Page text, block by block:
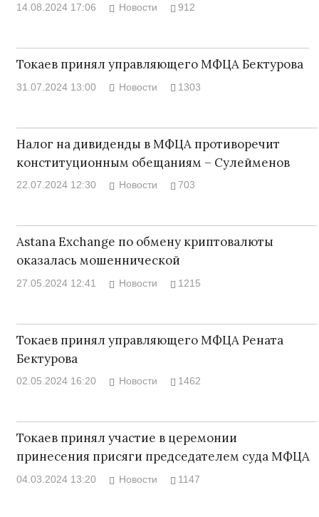
14.08.2024 17:06 Новости 912
Токаев принял управляющего МФЦА Бектурова
31.07.2024 13:00 Новости 1303
Налог на дивиденды в МФЦА противоречит
конституционным обещаниям – Сулейменов
22.07.2024 12:30 Новости 703
Astana Exchange по обмену криптовалюты
оказалась мошеннической
27.05.2024 12:41 Новости 1215
Токаев принял управляющего МФЦА Рената
Бектурова
02.05.2024 16:20 Новости 1462
Токаев принял участие в церемонии
принесения присяги председателем суда МФЦА
04.03.2024 13:20 Новости 1147